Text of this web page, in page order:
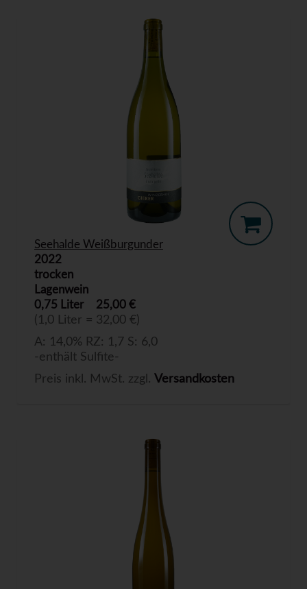
Seehalde Weißburgunder
2022
trocken
Lagenwein
0,75 Liter
25,00 €
(1,0 Liter = 32,00 €)
A: 14,0% RZ: 1,7 S: 6,0
-enthält Sulfite-
Preis inkl. MwSt. zzgl. Versandkosten